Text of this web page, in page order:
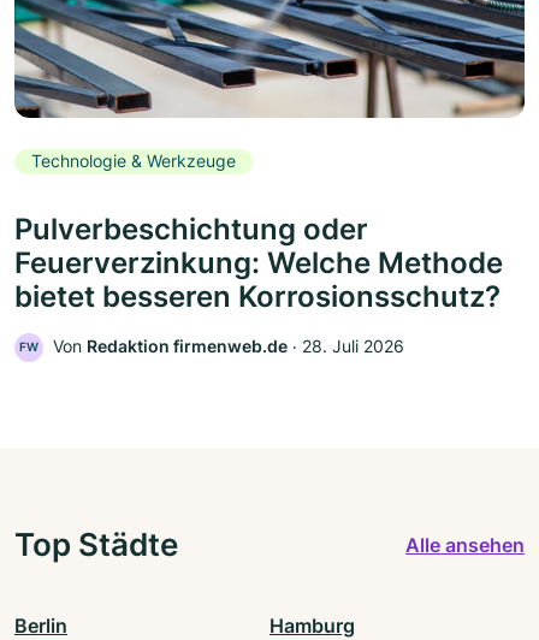
Technologie & Werkzeuge
Pulverbeschichtung oder
Feuerverzinkung: Welche Methode
bietet besseren Korrosionsschutz?
FW Von Redaktion firmenweb.de ‧ 28. Juli 2026
Top Städte Alle ansehen
Berlin Hamburg